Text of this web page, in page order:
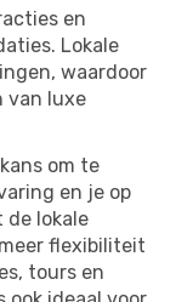
en
Lokale
waardoor
van luxe
om te
en je op
de lokale
flexibiliteit
tours en